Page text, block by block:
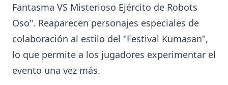
Fantasma VS Misterioso Ejército de Robots
Oso". Reaparecen personajes especiales de
colaboración al estilo del "Festival Kumasan",
lo que permite a los jugadores experimentar el
evento una vez más.